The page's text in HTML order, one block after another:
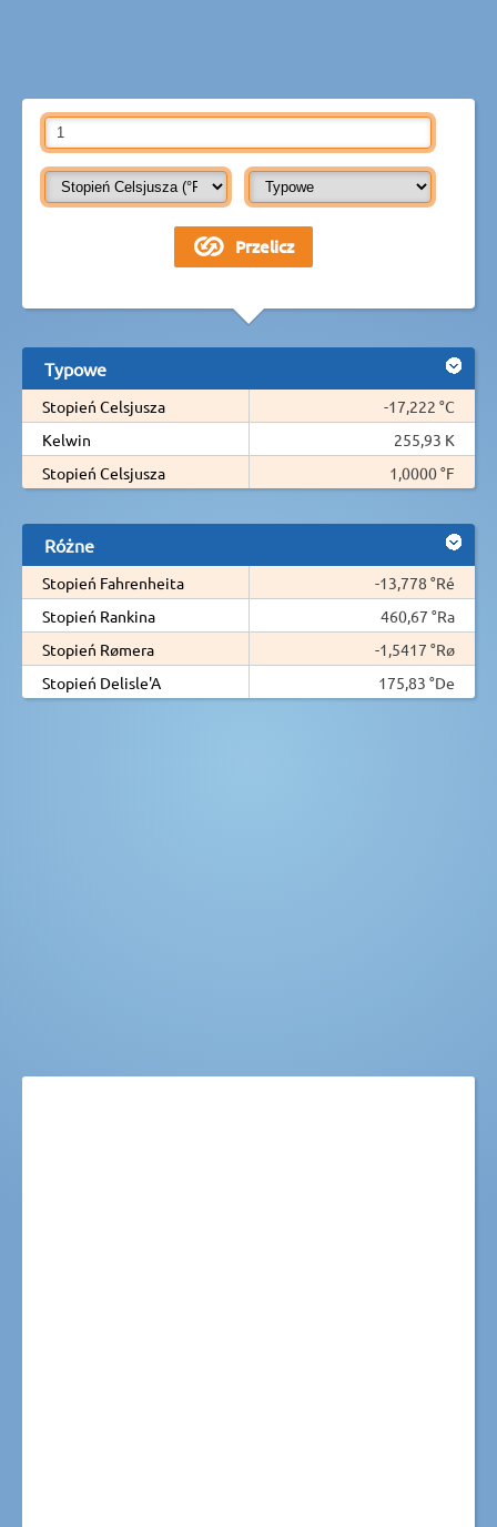
Typowe
Stopień Celsjusza
-17,222 °C
Kelwin
255,93 K
Stopień Celsjusza
1,0000 °F
Różne
Stopień Fahrenheita
-13,778 °Ré
Stopień Rankina
460,67 °Ra
Stopień Rømera
-1,5417 °Rø
Stopień Delisle'A
175,83 °De